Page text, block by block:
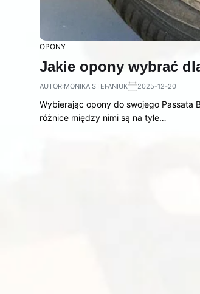
OPONY
Jakie opony wybrać
AUTOR:MONIKA STEFANIUK 2025-12-20
Wybierając opony do swojego Passata
różnice między nimi są na tyle…